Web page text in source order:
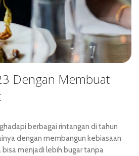
Dengan Membuat
berbagai rintangan di tahun
dengan membangun kebiasaan
bisa menjadi lebih bugar tanpa